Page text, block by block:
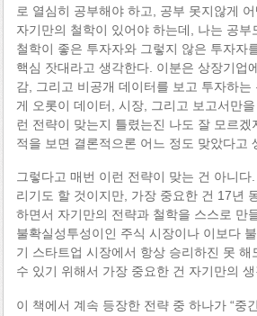
로 열심히 공부해야 하고, 공부 못지않게
자기만의 철학이 있어야 하는데, 나는 공부
철학이 좋은 투자자와 그렇지 않은 투자자
핵심 잣대라고 생각한다. 이분은 상장기업
감, 그리고 비공개 데이터를 보고 투자하는
게 오롯이 데이터, 시장, 그리고 보고서만
런 전략이 맞는지 틀렸는진 나도 잘 모르겠
적을 보면 결론적으론 어느 정도 맞았다고
그렇다고 매번 이런 전략이 맞는 건 아니다
리기도 할 것이지만, 가장 중요한 건 17년
하면서 자기만의 전략과 철학을 스스로 만
불확실성투성이인 주식 시장이나 이보다
기 스타트업 시장에서 항상 승리하진 못
수 있기 위해서 가장 중요한 건 자기만의
이 책에서 계속 등장한 전략 중 하나가 “중